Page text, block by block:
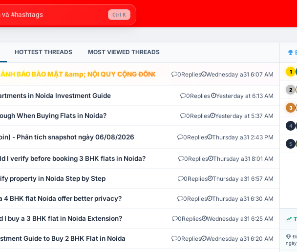
Ctrl K
HOTTEST THREADS MOST VIEWED THREADS
BÁO BẢO MẬT &amp; NỘI QUY CỘNG ĐỒNG VLIKE.VN: HỆ THỐNG GIÁM SÁT TỰ
0Replies Wednesday a31 6:07 AM
in Noida Investment Guide 0Replies Yesterday at 6:13 AM
When Buying Flats in Noida? 0Replies Yesterday at 5:37 AM
- Phân tích snapshot ngày 06/08/2026 0Replies Thursday a31 2:43 PM
I verify before booking 3 BHK flats in Noida? 0Replies Thursday a31 8:01 AM
property in Noida Step by Step 0Replies Thursday a31 6:57 AM
4 BHK flat Noida offer better privacy? 0Replies Thursday a31 6:30 AM
I buy a 3 BHK flat in Noida Extension? 0Replies Wednesday a31 6:25 AM
Guide to Buy 2 BHK Flat in Noida 0Replies Wednesday a31 6:20 AM
1
2
3
4
5